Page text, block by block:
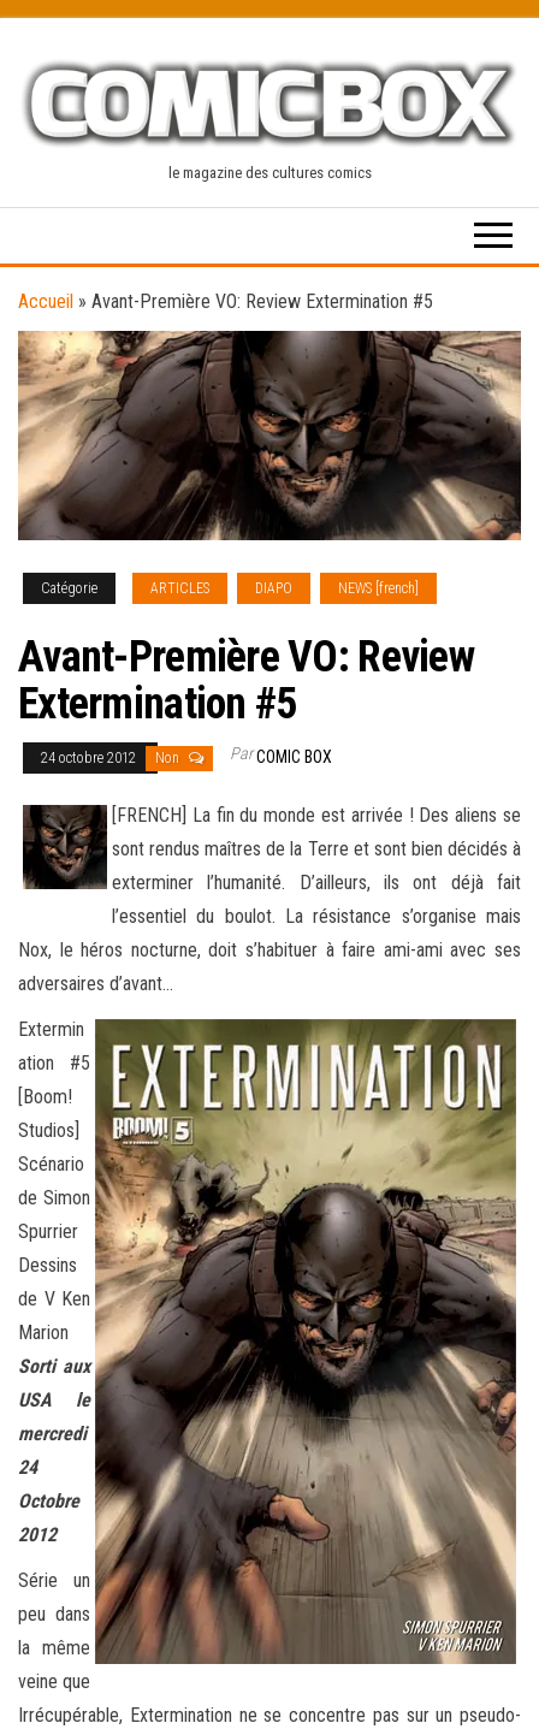
content
le magazine des cultures comics
Accueil » Avant-Première VO: Review Extermination #5
Catégorie ARTICLES DIAPO NEWS [french]
Avant-Première VO: Review
Extermination #5
24 octobre 2012 Non ParCOMIC BOX
[FRENCH] La fin du monde est arrivée ! Des aliens se
sont rendus maîtres de la Terre et sont bien décidés à
exterminer l’humanité. D’ailleurs, ils ont déjà fait
l’essentiel du boulot. La résistance s’organise mais
Nox, le héros nocturne, doit s’habituer à faire ami-ami avec ses
adversaires d’avant…
Extermin
ation #5
[Boom!
Studios]
Scénario
de Simon
Spurrier
Dessins
de V Ken
Marion
Sorti aux
USA le
mercredi
24
Octobre
2012
Série un
peu dans
la même
veine que
Irrécupérable, Extermination ne se concentre pas sur un pseudo-